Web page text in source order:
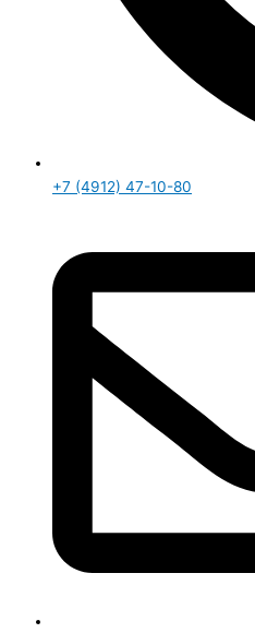
+7 (4912) 47-10-80